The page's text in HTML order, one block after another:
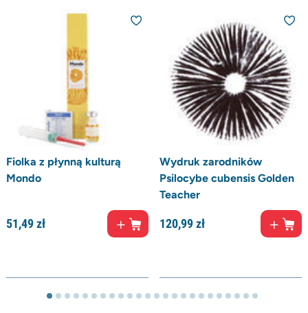
Fiolka z płynną kulturą
Mondo
51,49zł
Wydruk zarodników
Psilocybe cubensis Golden
Teacher
120,99zł